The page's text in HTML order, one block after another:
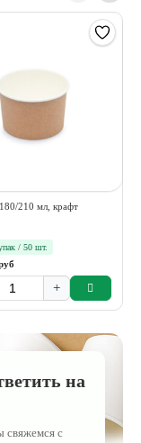
210 мл, крафт
/ 50 шт.
+
на
свяжемся с